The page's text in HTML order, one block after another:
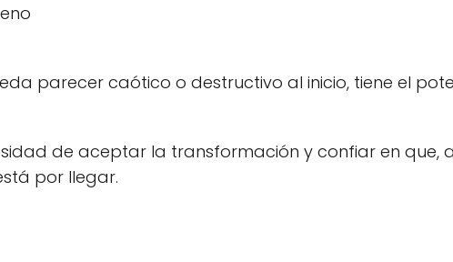
parecer caótico o destructivo al inicio, tiene el
de aceptar la transformación y confiar en que,
por llegar.